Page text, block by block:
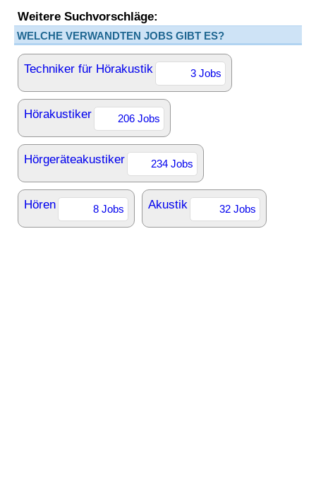
Weitere Suchvorschläge:
WELCHE VERWANDTEN JOBS GIBT ES?
Techniker für Hörakustik 3 Jobs
Hörakustiker 206 Jobs
Hörgeräteakustiker 234 Jobs
Hören 8 Jobs Akustik 32 Jobs